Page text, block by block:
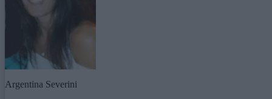
Argentina Severini